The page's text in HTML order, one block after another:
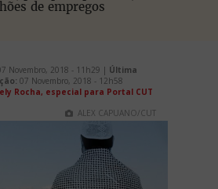
de empregos
Novembro, 2018 - 11h29 | Última
07 Novembro, 2018 - 12h58
Rocha, especial para Portal CUT
ALEX CAPUANO/CUT